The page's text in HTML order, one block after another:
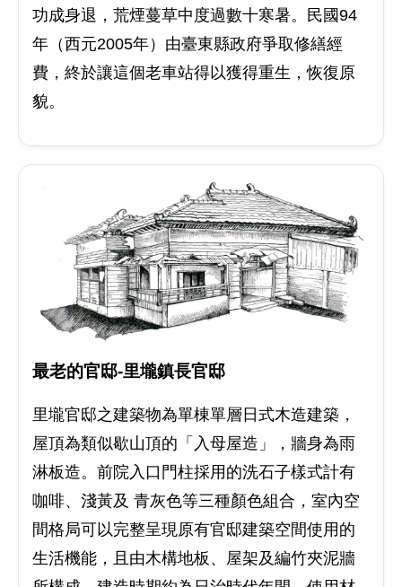
功成身退，荒煙蔓草中度過數十寒暑。民國94
年（西元2005年）由臺東縣政府爭取修繕經
費，終於讓這個老車站得以獲得重生，恢復原
貌。
最老的官邸-里壠鎮長官邸
里壠官邸之建築物為單棟單層日式木造建築，
屋頂為類似歇山頂的「入母屋造」，牆身為雨
淋板造。前院入口門柱採用的洗石子樣式計有
咖啡、淺黃及 青灰色等三種顏色組合，室內空
間格局可以完整呈現原有官邸建築空間使用的
生活機能，且由木構地板、屋架及編竹夾泥牆